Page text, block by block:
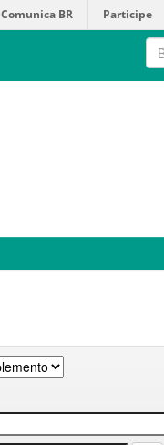
Comunica BR Participe